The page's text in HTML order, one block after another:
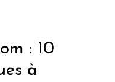
: 10
à